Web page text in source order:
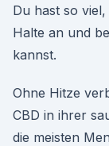
Du hast so
Halte an und
kannst.
Ohne Hitze
CBD in ihrer
die meisten